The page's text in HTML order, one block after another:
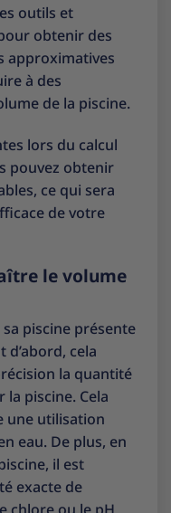
outils et
obtenir des
approximatives
à des
de la piscine.
lors du calcul
pouvez obtenir
ce qui sera
de votre
le volume
piscine présente
cela
la quantité
la piscine. Cela
une utilisation
eau. De plus, en
il est
exacte de